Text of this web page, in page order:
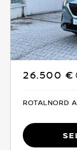
26.500 €
ROTALNORD